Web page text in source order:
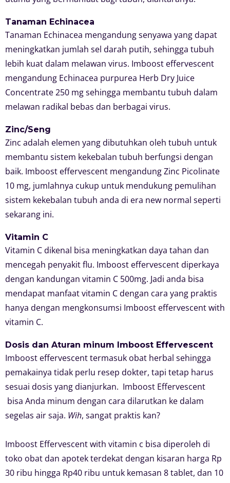
Tanaman Echinacea
Tanaman Echinacea mengandung senyawa yang dapat
meningkatkan jumlah sel darah putih, sehingga tubuh
lebih kuat dalam melawan virus. Imboost effervescent
mengandung Echinacea purpurea Herb Dry Juice
Concentrate 250 mg sehingga membantu tubuh dalam
melawan radikal bebas dan berbagai virus.
Zinc/Seng
Zinc adalah elemen yang dibutuhkan oleh tubuh untuk
membantu sistem kekebalan tubuh berfungsi dengan
baik. Imboost effervescent mengandung Zinc Picolinate
10 mg, jumlahnya cukup untuk mendukung pemulihan
sistem kekebalan tubuh anda di era new normal seperti
sekarang ini.
Vitamin C
Vitamin C dikenal bisa meningkatkan daya tahan dan
mencegah penyakit flu. Imboost effervescent diperkaya
dengan kandungan vitamin C 500mg. Jadi anda bisa
mendapat manfaat vitamin C dengan cara yang praktis
hanya dengan mengkonsumsi Imboost effervescent with
vitamin C.
Dosis dan Aturan minum Imboost Effervescent
Imboost effervescent termasuk obat herbal sehingga
pemakainya tidak perlu resep dokter, tapi tetap harus
sesuai dosis yang dianjurkan. Imboost Effervescent
bisa Anda minum dengan cara dilarutkan ke dalam
segelas air saja. Wih, sangat praktis kan?
Imboost Effervescent with vitamin c bisa diperoleh di
toko obat dan apotek terdekat dengan kisaran harga Rp
30 ribu hingga Rp40 ribu untuk kemasan 8 tablet, dan 10